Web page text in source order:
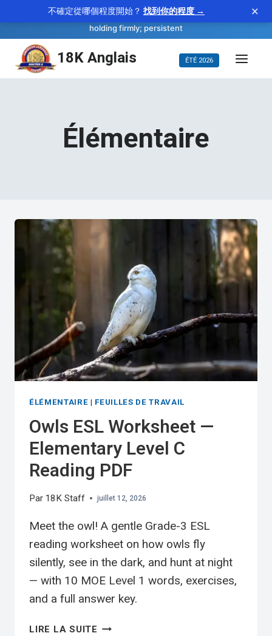
不確定從哪個程度開始？ 找到你的程度 → ×
WORD OF THE DAYtenacious adjective
holding firmly; persistent
18K Anglais ÉTÉ 2026
Élémentaire
ÉLÉMENTAIRE | FEUILLES DE TRAVAIL
Owls ESL Worksheet —
Elementary Level C
Reading PDF
Par 18K Staff juillet 12, 2026
Meet the owl! A gentle Grade-3 ESL
reading worksheet on how owls fly
silently, see in the dark, and hunt at night
— with 10 MOE Level 1 words, exercises,
and a full answer key.
LIRE LA SUITE OWLS